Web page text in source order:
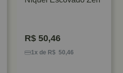
R$ 50,46
1x de R$ 50,46